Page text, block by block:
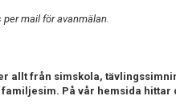
mail för avanmälan.
allt från simskola,
På vår hemsida hittar